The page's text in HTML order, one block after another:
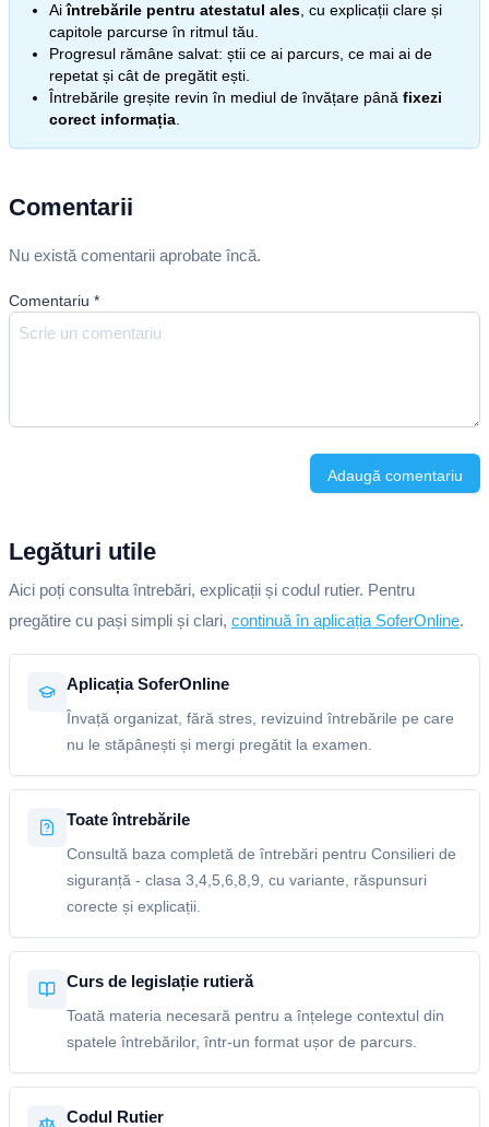
Aiîntrebările pentru atestatul ales , cu explicații clare și
capitole parcurse în ritmul tău.
Progresul rămâne salvat: știi ce ai parcurs, ce mai ai de
repetat și cât de pregătit ești.
Întrebările greșite revin în mediul de învățare până fixezi
corect informația
Comentarii
Nu există comentarii aprobate încă.
Comentariu *
Adaugă comentariu
Legături utile
Aici poți consulta întrebări, explicații și codul rutier. Pentru
pregătire cu pași simpli și clari, continuă în aplicația SoferOnline.
Aplicația SoferOnline
Învață organizat, fără stres, revizuind întrebările pe care
nu le stăpânești și mergi pregătit la examen.
Toate întrebările
Consultă baza completă de întrebări pentru Consilieri de
siguranță - clasa 3,4,5,6,8,9, cu variante, răspunsuri
corecte și explicații.
Curs de legislație rutieră
Toată materia necesară pentru a înțelege contextul din
spatele întrebărilor, într-un format ușor de parcurs.
Codul Rutier